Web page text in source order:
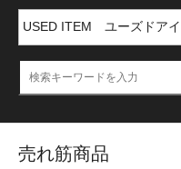
売れ筋商品